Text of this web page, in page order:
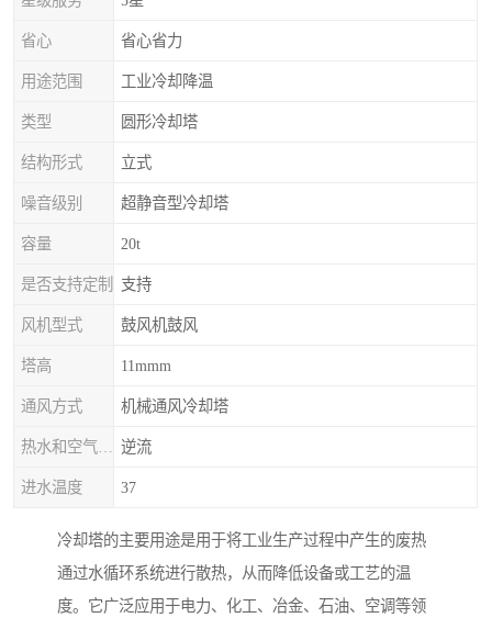
省心 省心省力
用途范围 工业冷却降温
类型 圆形冷却塔
结构形式 立式
噪音级别 超静音型冷却塔
容量 20t
是否支持定制 支持
风机型式 鼓风机鼓风
塔高 11mmm
通风方式 机械通风冷却塔
逆流
进水温度 37
冷却塔的主要用途是用于将工业生产过程中产生的废热
通过水循环系统进行散热，从而降低设备或工艺的温
度。它广泛应用于电力、化工、冶金、石油、空调等领